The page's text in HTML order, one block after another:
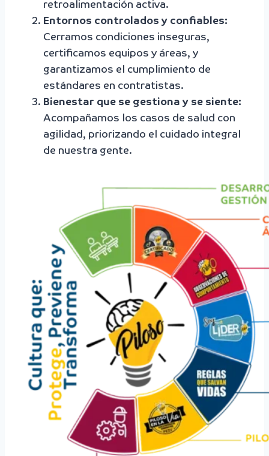
retroalimentación activa.
Entornos controlados y confiables:
Cerramos condiciones inseguras,
certificamos equipos y áreas, y
garantizamos el cumplimiento de
estándares en contratistas.
Bienestar que se gestiona y se siente:
Acompañamos los casos de salud con
agilidad, priorizando el cuidado integral
de nuestra gente.